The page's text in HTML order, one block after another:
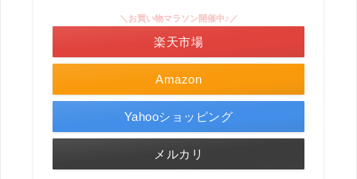
Amazon
＼お買い物マラソン開催中♪／
楽天市場
Yahooショッピング
メルカリ